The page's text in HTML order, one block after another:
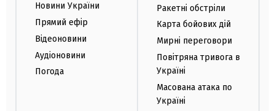
Новини України
Прямий ефір
Відеоновини
Аудіоновини
Погода
Ракетні обстріли
Карта бойових дій
Мирні переговори
Повітряна тривога в
Україні
Масована атака по
Україні